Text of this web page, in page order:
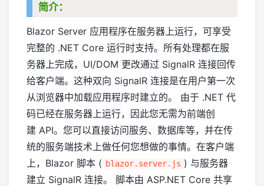
简介：
Blazor Server 应用程序在服务器上运行，可享受
完整的 .NET Core 运行时支持。所有处理都在服
务器上完成，UI/DOM 更改通过 SignalR 连接回传
给客户端。这种双向 SignalR 连接是在用户第一次
从浏览器中加载应用程序时建立的。 由于 .NET 代
码已经在服务器上运行，因此您无需为前端创
建 API。您可以直接访问服务、数据库等，并在传
统的服务端技术上做任何您想做的事情。在客户端
上，Blazor 脚本 ( blazor.server.js ) 与服务器
建立 SignalR 连接。 脚本由 ASP.NET Core 共享